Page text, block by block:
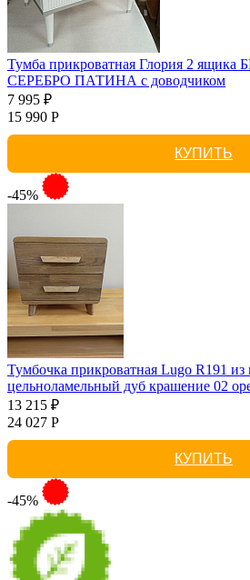
Тумба прикроватная Глория 2
СЕРЕБРО ПАТИНА с доводчиком
7 995 ₽
15 990 Р
КУПИТЬ
-45%
Тумбочка прикроватная Lugo R191 из
цельноламельный дуб крашение 02
13 215 ₽
24 027 Р
КУПИТЬ
-45%